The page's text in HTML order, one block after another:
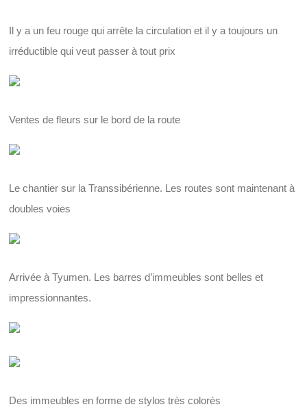
Il y a un feu rouge qui arrête la circulation et il y a toujours un
irréductible qui veut passer à tout prix
Ventes de fleurs sur le bord de la route
Le chantier sur la Transsibérienne. Les routes sont maintenant à
doubles voies
Arrivée à Tyumen. Les barres d’immeubles sont belles et
impressionnantes.
Des immeubles en forme de stylos très colorés